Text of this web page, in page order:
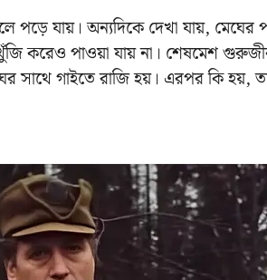
যায়। অন্যদিকে দেখা যায়, মেঘের
করেও পাওয়া যায় না। শেষমেশ
সাথে গাইতে রাজি হয়। এরপর কি হয়,